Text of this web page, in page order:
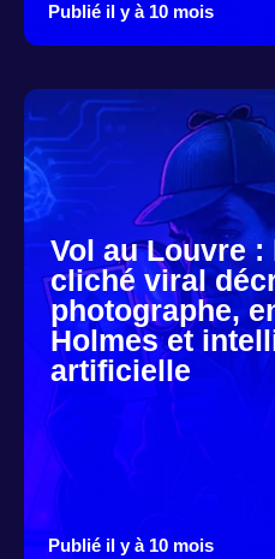
Publié il y à 10 mois
Vol au Louvre
cliché viral
photographe,
Holmes et
artificielle
Publié il y à 10 mois